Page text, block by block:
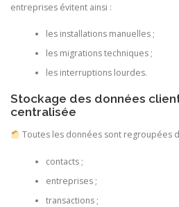
entreprises évitent ainsi :
les installations manuelles ;
les migrations techniques ;
les interruptions lourdes.
Stockage des données
centralisée
Toutes les données sont regroupées
contacts ;
entreprises ;
transactions ;